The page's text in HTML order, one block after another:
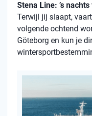
Stena Line: ’s
Terwijl jij slaapt,
volgende ochtend
Göteborg en kun je